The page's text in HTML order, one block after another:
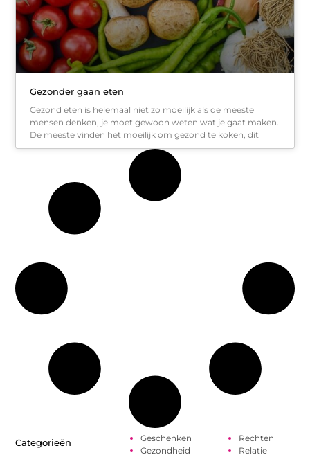
Gezonder gaan eten
Gezond eten is helemaal niet zo moeilijk als de meeste
mensen denken, je moet gewoon weten wat je gaat maken.
De meeste vinden het moeilijk om gezond te koken, dit
Categorieën
Geschenken
Gezondheid
Rechten
Relatie